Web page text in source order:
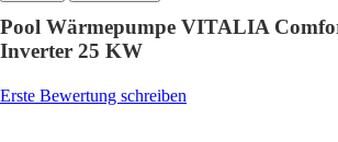
Pool Wärmepumpe VITALIA
Inverter 25 KW
Erste Bewertung schreiben